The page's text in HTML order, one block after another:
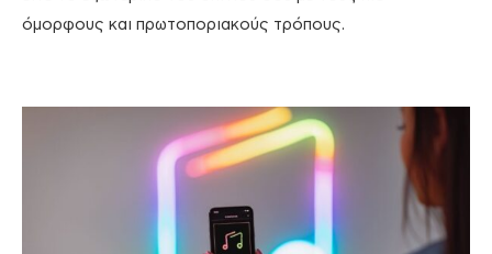
όμορφους και πρωτοποριακούς τρόπους.